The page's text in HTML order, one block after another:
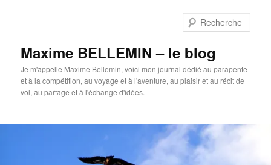
Maxime BELLEMIN – le blog
Je m'appelle Maxime Bellemin, voici mon journal dédié au parapente
et à la compétition, au voyage et à l'aventure, au plaisir et au récit de
vol, au partage et à l'échange d'idées.